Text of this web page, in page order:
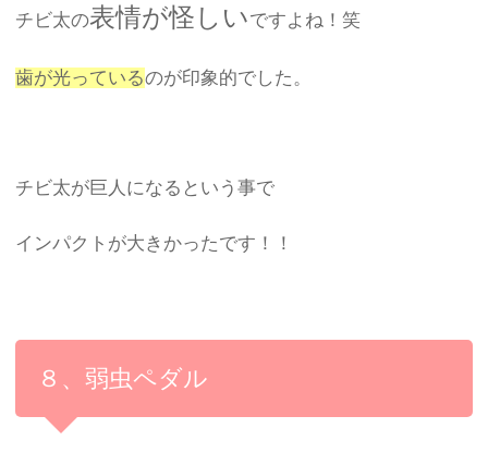
チビ太の表情が怪しいですよね！笑
歯が光っているのが印象的でした。
チビ太が巨人になるという事で
インパクトが大きかったです！！
８、弱虫ペダル